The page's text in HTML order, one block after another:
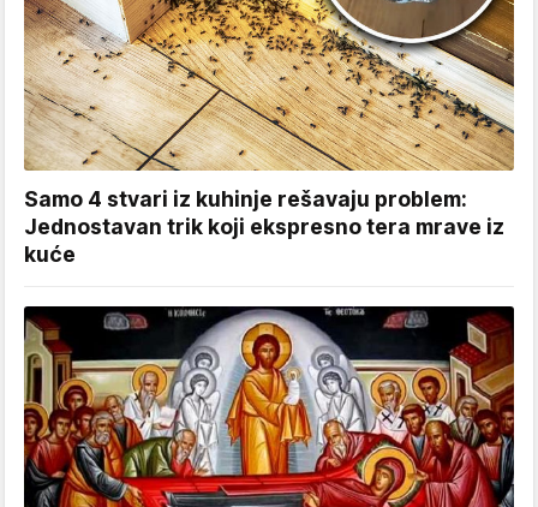
Samo 4 stvari iz kuhinje rešavaju problem:
Jednostavan trik koji ekspresno tera mrave iz
kuće